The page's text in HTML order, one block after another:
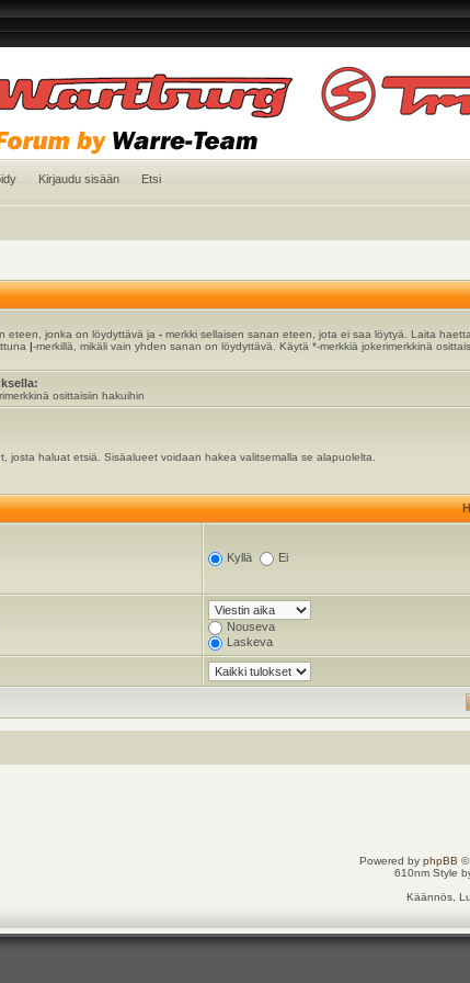
Kirjaudu sisään Etsi
eteen, jonka on löydyttävä ja- merkki sellaisen sanan eteen, jota ei saa löytyä. Laita
|-merkillä, mikäli vain yhden sanan on löydyttävä. Käytä *-merkkiä jokerimerkkinä
osittaisiin hakuihin
josta haluat etsiä. Sisäalueet voidaan hakea valitsemalla se alapuolelta.
Kyllä Ei
Nouseva
Laskeva
Powered by phpBB ©
610nm Style
Käännös,